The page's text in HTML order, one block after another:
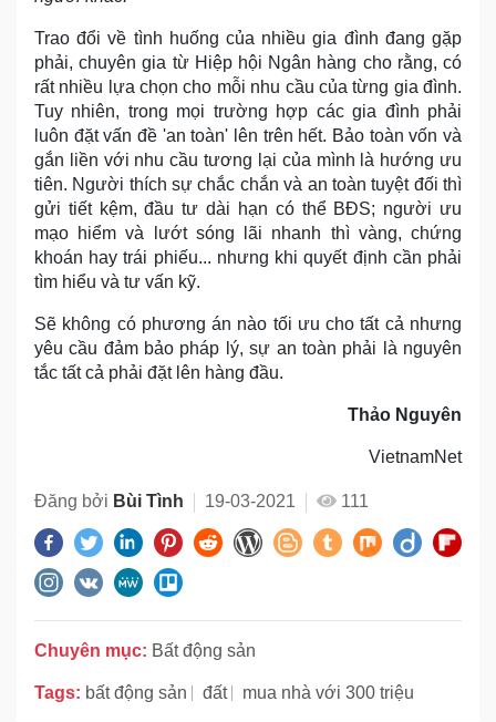
Trao đổi về tình huống của nhiều gia đình đang gặp
phải, chuyên gia từ Hiệp hội Ngân hàng cho rằng, có
rất nhiều lựa chọn cho mỗi nhu cầu của từng gia đình.
Tuy nhiên, trong mọi trường hợp các gia đình phải
luôn đặt vấn đề 'an toàn' lên trên hết. Bảo toàn vốn và
gắn liền với nhu cầu tương lại của mình là hướng ưu
tiên. Người thích sự chắc chắn và an toàn tuyệt đối thì
gửi tiết kệm, đầu tư dài hạn có thể BĐS; người ưu
mạo hiểm và lướt sóng lãi nhanh thì vàng, chứng
khoán hay trái phiếu... nhưng khi quyết định cần phải
tìm hiểu và tư vấn kỹ.
Sẽ không có phương án nào tối ưu cho tất cả nhưng
yêu cầu đảm bảo pháp lý, sự an toàn phải là nguyên
tắc tất cả phải đặt lên hàng đầu.
Thảo Nguyên
VietnamNet
Đăng bởi Bùi Tình 19-03-2021 111
Chuyên mục: Bất động sản
Tags: bất động sản đất mua nhà với 300 triệu